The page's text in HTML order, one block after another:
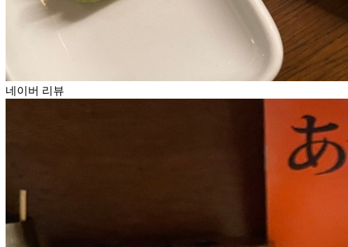
네이버 리뷰